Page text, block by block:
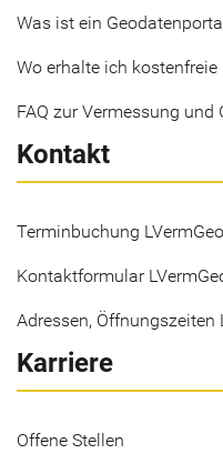
Was ist ein
Wo erhalte ich kostenfreie
FAQ zur Vermessung
Kontakt
Terminbuchung LVermGeo
Kontaktformular
Adressen, Öffnungszeiten
Karriere
Offene Stellen